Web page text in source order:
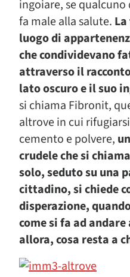
ingoiare, se
fa male alla salute.
luogo di
che condividevano
attraverso il
lato oscuro e il suo
si chiama Fibronit,
altrove in cui
cemento e polvere,
crudele che si
solo, seduto su una
cittadino, si chiede
disperazione,
come si fa ad
allora, cosa resta a